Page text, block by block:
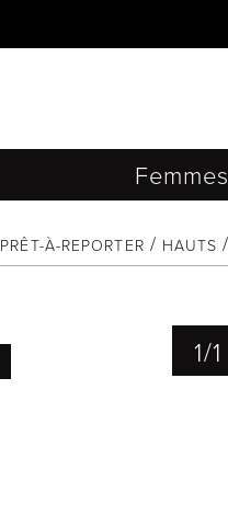
Femmes
PRÊT-À-REPORTER HAUTS
1/1